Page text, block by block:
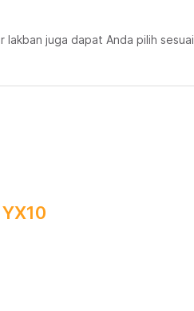
lakban juga dapat Anda pilih sesuai